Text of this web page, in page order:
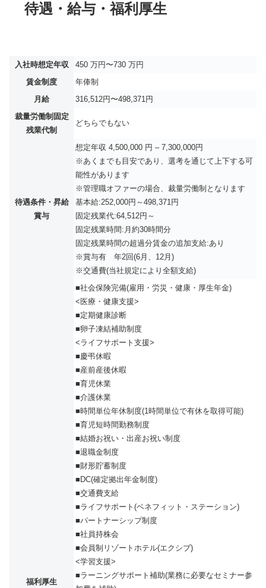
待遇・給与・福利厚生
入社時想定年収
450 万円〜730 万円
賃金制度
年俸制
月給
316,512円〜498,371円
裁量労働制固定
残業代制
どちらでもない
待遇条件・昇給
賞与
想定年収 4,500,000 円 – 7,300,000円
※あくまでも目安であり、選考を通じて上下する可
能性があります
※管理職オファーの場合、裁量労働制となります
基本給:252,000円～498,371円
固定残業代:64,512円～
固定残業時間:月約30時間分
固定残業時間の超過分賃金の追加支給:あり
※賞与有 年2回(6月、12月)
※交通費(当社規定により全額支給)
福利厚生
■社会保険完備(雇用・労災・健康・厚生年金)
<医療・健康支援>
■定期健康診断
■卵子凍結補助制度
<ライフサポート支援>
■慶弔休暇
■産前産後休暇
■育児休業
■介護休業
■時間単位年休制度(1時間単位で有休を取得可能)
■育児短時間勤務制度
■結婚お祝い・出産お祝い制度
■退職金制度
■財形貯蓄制度
■DC(確定拠出年金制度)
■交通費支給
■ライフサポート(ベネフィット・ステーション)
■パートナーシップ制度
■社員持株会
■会員制リゾートホテル(エクシブ)
<学習支援>
■ラーニングサポート補助(業務に必要なセミナー参